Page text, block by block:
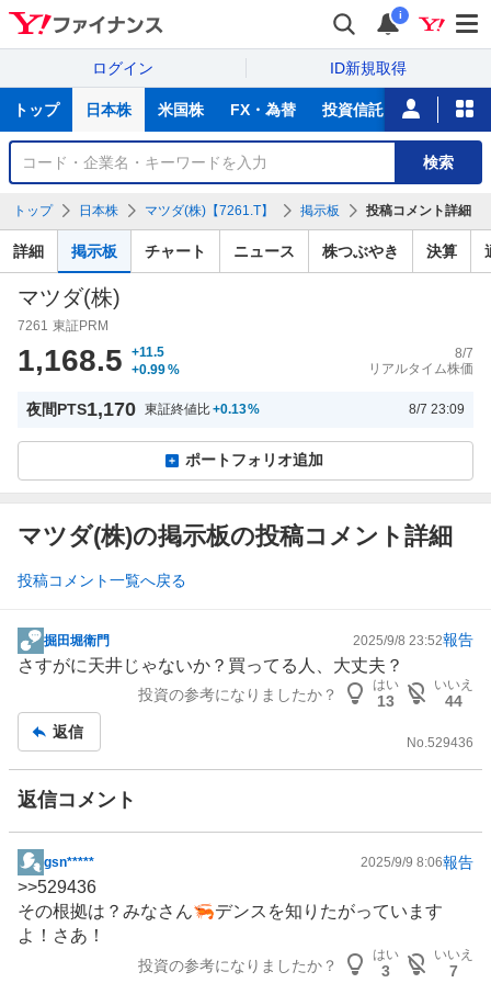
i
ログイン ID新規取得
サ
トップ 日本株 米国株 FX・為替 投資信託 ニュース
銘
検
索
検索
トップ 日本株 マツダ(株)【7261.T】 掲示板 投稿コメント詳細
詳細 掲示板 チャート ニュース 株つぶやき 決算
マツダ(株)
7261 東証PRM
1,168.5
+11.5
+0.99%
8/7
リアルタイム株価
夜間PTS1,170 東証終値比+0.13% 8/7 23:09
ポートフォリオ追加
マツダ(株)の掲示板の投稿コメント詳細
投稿コメント一覧へ戻る
掲
示
事
掘田堀衛門 2025/9/8 23:52報告
さすがに天井じゃないか？買ってる人、大丈夫？
投資の参考になりましたか？
はい
13
いいえ
44
返信
No.529436
返信コメント
掲
示
板
記
gsn***** 2025/9/9 8:06報告
>>529436
その根拠は？みなさん🦐デンスを知りたがっています
よ！さあ！
投資の参考になりましたか？
はい
3
いいえ
7